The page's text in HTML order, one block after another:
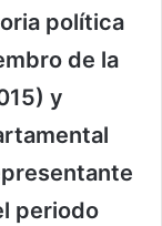
política
de la
y
periodo